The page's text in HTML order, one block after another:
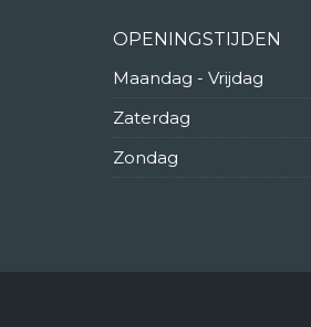
OPENINGSTIJDEN
Maandag - Vrijdag
Zaterdag
Zondag